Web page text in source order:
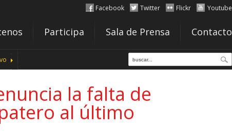
Facebook Twitter Flickr Youtube
Participa Sala de Prensa Contacto
la falta de
al último